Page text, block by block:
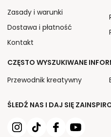
ŚLEDŹ NAS I DAJ SIĘ
Zasady i warunki
Dostawa i płatność
Kontakt
CZĘSTO WYSZUKIWANE
Przewodnik kreatywny